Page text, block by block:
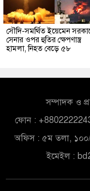
সৌদি-সমর্থিত ইয়েমেন
সেনার ওপর হুতির ক্ষেপণাস্ত্র
হামলা, নিহত বেড়ে ৫৮
সম্পাদক ও
ফোন :
অফিস : ৫ম তলা, ১০০/
ইমেইল :